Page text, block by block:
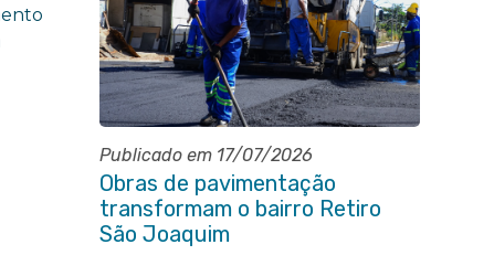
Publicado em 17/07/2026
Obras de pavimentação
transformam o bairro Retiro
São Joaquim